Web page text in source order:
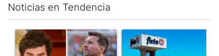
Noticias en Tendencia
Este listado muestra los artículos con más comentarios en los
Un artículo de tendencia con el título "Milei despidió a Jorge
Un artículo de tendencia con